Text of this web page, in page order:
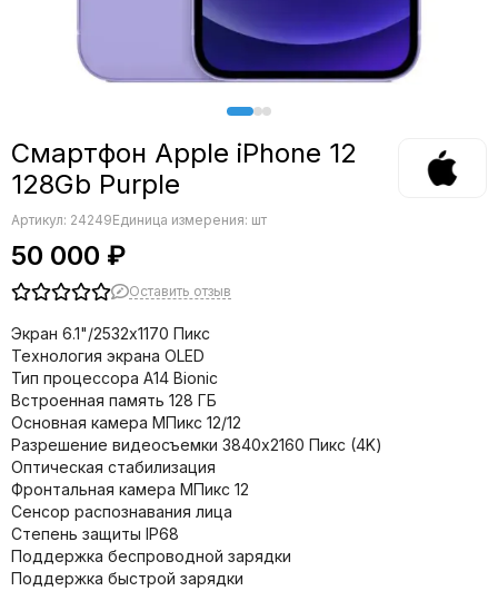
Смартфон Apple iPhone 12
128Gb Purple
Артикул: 24249Единица измерения: шт
50 000 ₽
Оставить отзыв
Экран 6.1"/2532x1170 Пикс
Технология экрана OLED
Тип процессора A14 Bionic
Встроенная память 128 ГБ
Основная камера МПикс 12/12
Разрешение видеосъемки 3840x2160 Пикс (4K)
Оптическая стабилизация
Фронтальная камера МПикс 12
Сенсор распознавания лица
Степень защиты IP68
Поддержка беспроводной зарядки
Поддержка быстрой зарядки